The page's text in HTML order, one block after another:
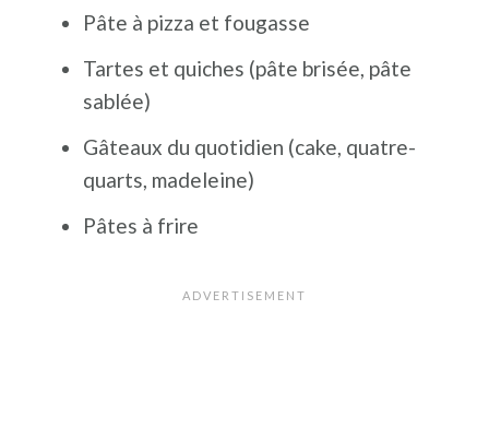
Pâte à pizza et fougasse
Tartes et quiches (pâte brisée, pâte
sablée)
Gâteaux du quotidien (cake, quatre-
quarts, madeleine)
Pâtes à frire